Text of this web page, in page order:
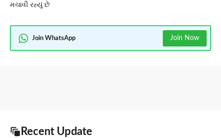
મચાવી રહ્યું છે
Join WhatsApp Join Now
Recent Update